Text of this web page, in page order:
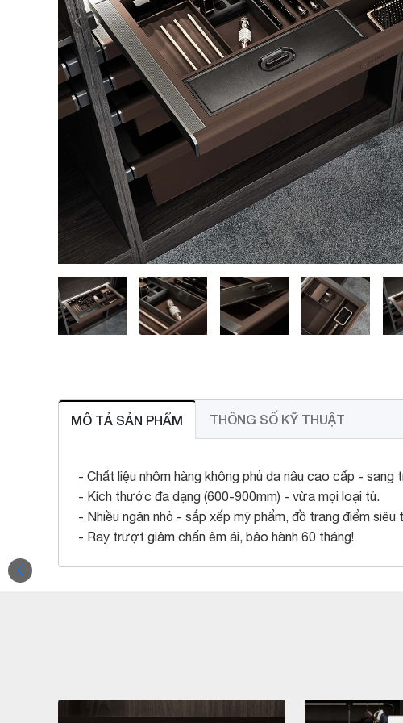
MÔ TẢ SẢN PHẨM THÔNG SỐ KỸ THUẬT
- Chất liệu nhôm hàng không phủ da nâu cao cấp - sang
- Kích thước đa dạng (600-900mm) - vừa mọi loại tủ.
- Nhiều ngăn nhỏ - sắp xếp mỹ phẩm, đồ trang điểm siêu
- Ray trượt giảm chấn êm ái, bảo hành 60 tháng!